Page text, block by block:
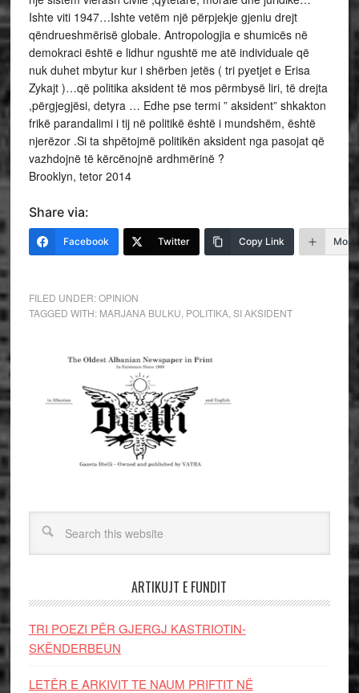
Ishte viti 1947…Ishte vetëm një përpjekje gjeniu drejt
qëndrueshmërisë globale. Antropologjia e shumicës në
demokraci është e lidhur ngushtë me atë individuale që
nuk duhet mbytur kur i shërben jetës ( tri pyetjet e Erisa
Zykajt )…që politika aksident të mos përmbysë liri, të drejta
,përgjegjësi, detyra … Edhe pse termi ” aksident” shkakton
frikë parandalimi i tij në politikë është i mundshëm, është
njerëzor .Si ta shpëtojmë politikën aksident nga pasojat që
vazhdojnë të kërcënojnë ardhmërinë ?
Brooklyn, tetor 2014
Share via:
Facebook Twitter Copy Link More
FILED UNDER:OPINION
TAGGED WITH: MARJANA BULKU POLITIKA, SI AKSIDENT
ARTIKUJT E FUNDIT
TRI POEZI PËR GJERGJ KASTRIOTIN-
SKËNDERBEUN
LETËR E ARKIVIT TE NAUM PRIFTIT NË